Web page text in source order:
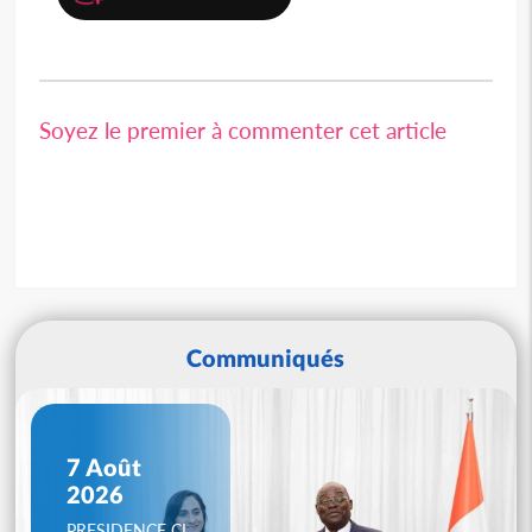
Soyez le premier à commenter cet article
Communiqués
7 Août
2026